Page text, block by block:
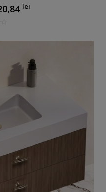
lei